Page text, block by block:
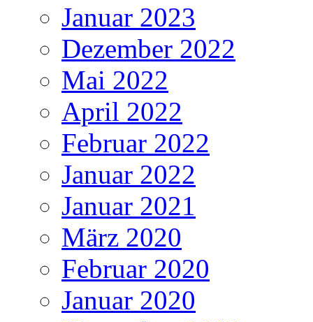
Januar 2023
Dezember 2022
Mai 2022
April 2022
Februar 2022
Januar 2022
Januar 2021
März 2020
Februar 2020
Januar 2020